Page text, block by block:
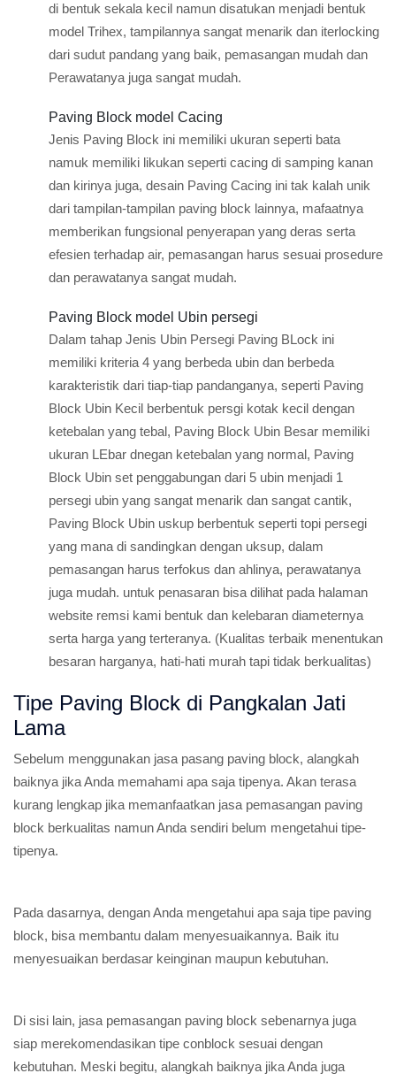
di bentuk sekala kecil namun disatukan menjadi bentuk
model Trihex, tampilannya sangat menarik dan iterlocking
dari sudut pandang yang baik, pemasangan mudah dan
Perawatanya juga sangat mudah.
Paving Block model Cacing
Jenis Paving Block ini memiliki ukuran seperti bata
namuk memiliki likukan seperti cacing di samping kanan
dan kirinya juga, desain Paving Cacing ini tak kalah unik
dari tampilan-tampilan paving block lainnya, mafaatnya
memberikan fungsional penyerapan yang deras serta
efesien terhadap air, pemasangan harus sesuai prosedure
dan perawatanya sangat mudah.
Paving Block model Ubin persegi
Dalam tahap Jenis Ubin Persegi Paving BLock ini
memiliki kriteria 4 yang berbeda ubin dan berbeda
karakteristik dari tiap-tiap pandanganya, seperti Paving
Block Ubin Kecil berbentuk persgi kotak kecil dengan
ketebalan yang tebal, Paving Block Ubin Besar memiliki
ukuran LEbar dnegan ketebalan yang normal, Paving
Block Ubin set penggabungan dari 5 ubin menjadi 1
persegi ubin yang sangat menarik dan sangat cantik,
Paving Block Ubin uskup berbentuk seperti topi persegi
yang mana di sandingkan dengan uksup, dalam
pemasangan harus terfokus dan ahlinya, perawatanya
juga mudah. untuk penasaran bisa dilihat pada halaman
website remsi kami bentuk dan kelebaran diameternya
serta harga yang terteranya. (Kualitas terbaik menentukan
besaran harganya, hati-hati murah tapi tidak berkualitas)
Tipe Paving Block di Pangkalan Jati
Lama
Sebelum menggunakan jasa pasang paving block, alangkah
baiknya jika Anda memahami apa saja tipenya. Akan terasa
kurang lengkap jika memanfaatkan jasa pemasangan paving
block berkualitas namun Anda sendiri belum mengetahui tipe-
tipenya.
Pada dasarnya, dengan Anda mengetahui apa saja tipe paving
block, bisa membantu dalam menyesuaikannya. Baik itu
menyesuaikan berdasar keinginan maupun kebutuhan.
Di sisi lain, jasa pemasangan paving block sebenarnya juga
siap merekomendasikan tipe conblock sesuai dengan
kebutuhan. Meski begitu, alangkah baiknya jika Anda juga